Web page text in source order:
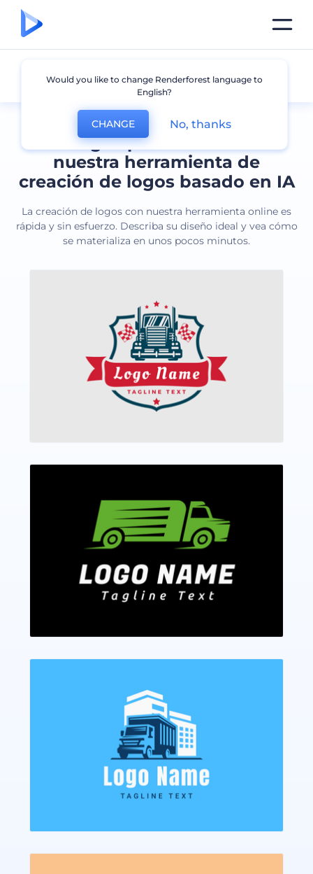
Cree logos profesionales con
nuestra herramienta de
creación de logos basado en IA
La creación de logos con nuestra herramienta online es
rápida y sin esfuerzo. Describa su diseño ideal y vea cómo
se materializa en unos pocos minutos.
Todos los logos
Would you like to change Renderforest language to
English?
CHANGE No, thanks